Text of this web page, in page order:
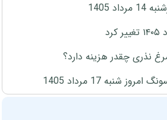
1405
نذری چقدر هزینه دارد؟
17 مرداد 1405